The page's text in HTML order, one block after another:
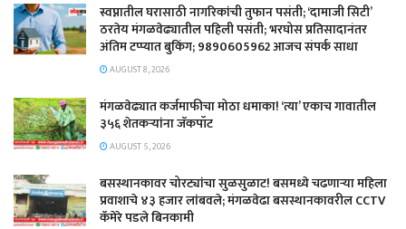
स्वप्नातील घरासाठी नागरिकांची तुफान पसंती; ‘दामाजी सिटी’
ठरतेय मंगळवेढ्यातील पहिली पसंती; भरघोस प्रतिसादानंतर
अंतिम टप्प्यात बुकिंग; 9890605962 आजच संपर्क साधा
AUGUST 8, 2026
मंगळवेढ्यात कर्जमाफीचा मोठा धमाका! ‘त्या’ एकाच गावातील
३५६ शेतकऱ्यांना जॅकपॉट
AUGUST 5, 2026
बसस्थानकावर चोरट्यांचा सुळसुळाट! बसमध्ये चढणाऱ्या महिला
प्रवाशाचे ४३ हजार लांबवले; मंगळवेढा बसस्थानकावरील CCTV
कॅमेरे पडले बिनकामी